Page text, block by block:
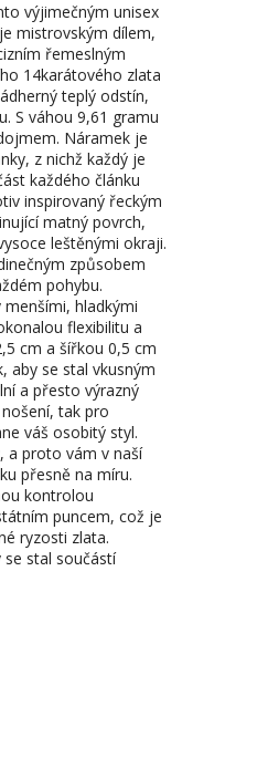
výjimečným unisex
mistrovským dílem,
řemeslným
14karátového zlata
teplý odstín,
S váhou 9,61 gramu
Náramek je
z nichž každý je
každého článku
inspirovaný řeckým
matný povrch,
leštěnými okraji.
způsobem
pohybu.
hladkými
flexibilitu a
cm a šířkou 0,5 cm
aby se stal vkusným
a přesto výrazný
tak pro
váš osobitý styl.
a proto vám v naší
přesně na míru.
kontrolou
puncem, což je
ryzosti zlata.
stal součástí